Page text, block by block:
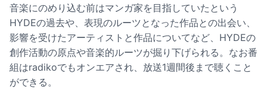
音楽にのめり込む前はマンガ家を目指していたという
HYDEの過去や、表現のルーツとなった作品との出会い、
影響を受けたアーティストと作品についてなど、HYDEの
創作活動の原点や音楽的ルーツが掘り下げられる。なお番
組はradikoでもオンエアされ、放送1週間後まで聴くこと
ができる。